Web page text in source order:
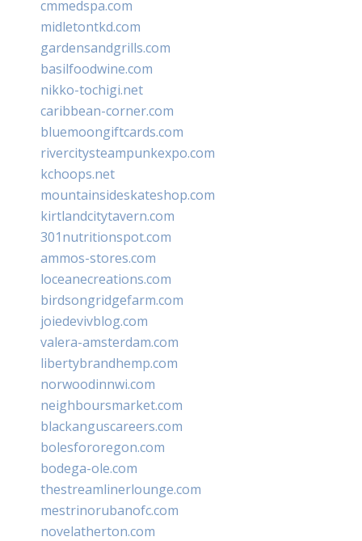
cmmedspa.com
midletontkd.com
gardensandgrills.com
basilfoodwine.com
nikko-tochigi.net
caribbean-corner.com
bluemoongiftcards.com
rivercitysteampunkexpo.com
kchoops.net
mountainsideskateshop.com
kirtlandcitytavern.com
301nutritionspot.com
ammos-stores.com
loceanecreations.com
birdsongridgefarm.com
joiedevivblog.com
valera-amsterdam.com
libertybrandhemp.com
norwoodinnwi.com
neighboursmarket.com
blackanguscareers.com
bolesfororegon.com
bodega-ole.com
thestreamlinerlounge.com
mestrinorubanofc.com
novelatherton.com